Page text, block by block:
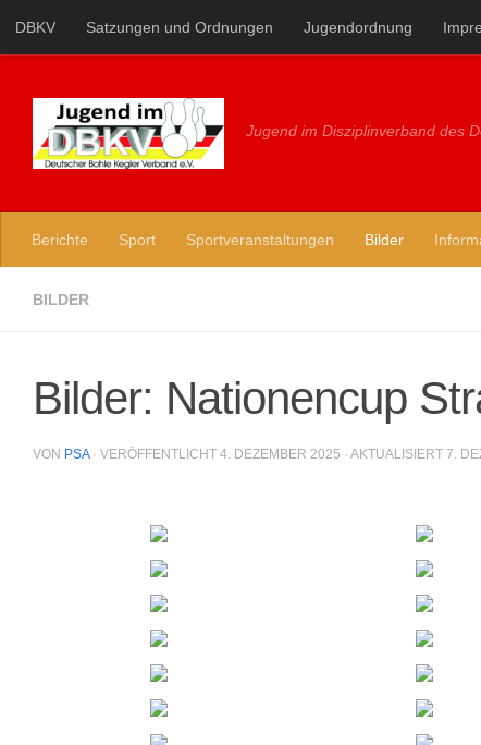
Zum Inhalt springen
DBKV Satzungen und Ordnungen Jugendordnung
Jugend im Disziplinverband des
Berichte Sport Sportveranstaltungen Bilder
BILDER
Bilder: Nationencup
VON PSA · VERÖFFENTLICHT 4. DEZEMBER 2025 · AKTUALISIERT 7.